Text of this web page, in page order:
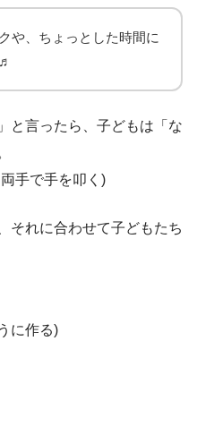
や、ちょっとした時間に
と言ったら、子どもは「な
手で手を叩く)
それに合わせて子どもたち
に作る)